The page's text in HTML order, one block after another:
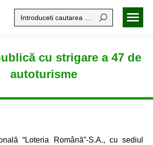
Search:
cu strigare a 47 de
autoturisme
“Loteria Română”-S.A., cu sediul